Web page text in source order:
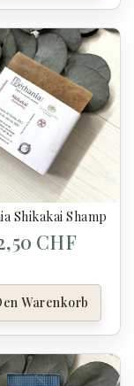
BIO Haarseife
Shikakai Shampoo
CHF
Warenkorb